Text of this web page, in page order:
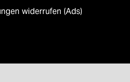
widerrufen (Ads)